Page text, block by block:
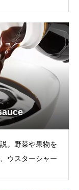
。野菜や果物を
ウスターシャー